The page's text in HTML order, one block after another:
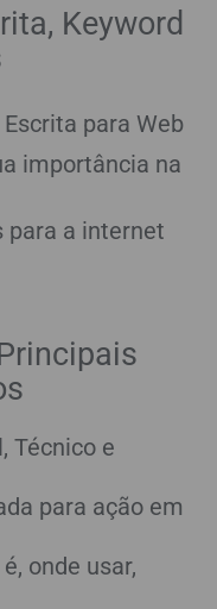
Keyword
para Web
importância na
para a internet
Técnico e
para ação em
onde usar,